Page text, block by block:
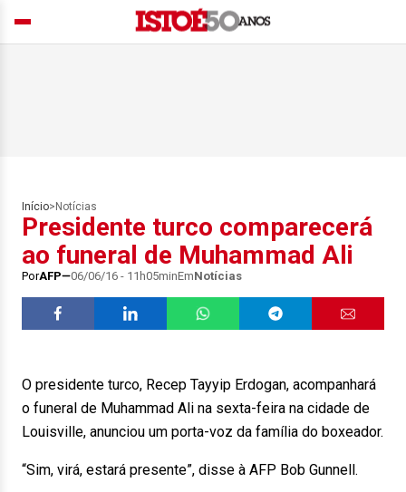
Início> Notícias
Presidente turco comparecerá
ao funeral de Muhammad Ali
PorAFP 06/06/16 - 11h05minEmNotícias
O presidente turco, Recep Tayyip Erdogan, acompanhará
o funeral de Muhammad Ali na sexta-feira na cidade de
Louisville, anunciou um porta-voz da família do boxeador.
“Sim, virá, estará presente”, disse à AFP Bob Gunnell.